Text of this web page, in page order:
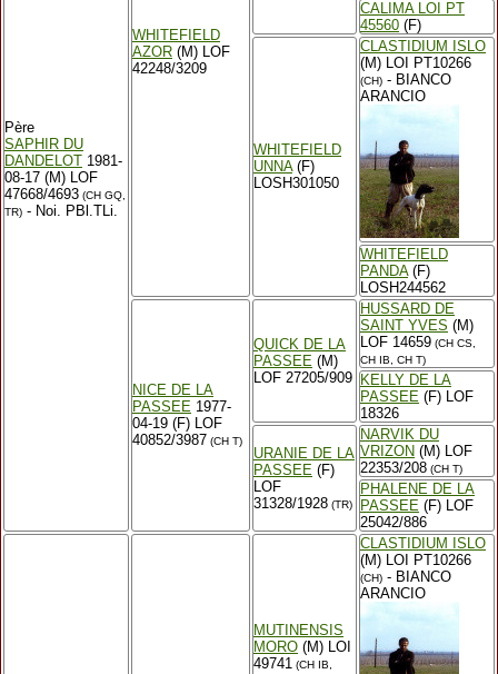
Père
SAPHIR DU
DANDELOT 1981-
08-17 (M) LOF
47668/4693 (CH GQ,
TR) - Noi. PBl.TLi.
WHITEFIELD
AZOR (M) LOF
42248/3209
CALIMA LOI PT
45560 (F)
WHITEFIELD
UNNA(F)
LOSH301050
CLASTIDIUM ISLO
(M) LOI PT10266
(CH) - BIANCO
ARANCIO
WHITEFIELD
PANDA(F)
LOSH244562
NICE DE LA
PASSEE 1977-
04-19 (F) LOF
40852/3987 (CH T)
QUICK DE LA
PASSEE (M)
LOF 27205/909
HUSSARD DE
SAINT YVES (M)
LOF 14659 (CH CS,
CH IB, CH T)
KELLY DE LA
PASSEE (F) LOF
18326
URANIE DE LA
PASSEE (F)
LOF
31328/1928 (TR)
NARVIK DU
VRIZON (M) LOF
22353/208 (CH T)
PHALENE DE LA
PASSEE (F) LOF
25042/886
MUTINENSIS
MORO (M) LOI
49741 (CH IB,
CLASTIDIUM ISLO
(M) LOI PT10266
(CH) - BIANCO
ARANCIO